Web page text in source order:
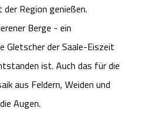
mit Hund
Haus
Trampolin-Park
Bispingen
Bispingen
Region genießen.
Berge - ein
Gletscher der Saale-Eiszeit
ist. Auch das für die
aus Feldern, Weiden und
Augen.